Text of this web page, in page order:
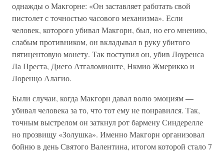
однажды о Макгорне: «Он заставляет работать свой
пистолет с точностью часового механизма». Если
человек, которого убивал Макгорн, был, но его мнению,
слабым противником, он вкладывал в руку убитого
пятицентовую монету. Так поступил он, убив Лоуренса
Ла Преста, Диего Атгаломионте, Нкмио Жмерикко и
Лоренцо Алагио.
Были случаи, когда Макгорн давал волю эмоциям —
убивал человека за то, что тот ему не понравился. Так,
точным выстрелом он заткнул рот бармену Синдерелле
но прозвищу «Золушка». Именно Макгорн организовал
бойню в день Святого Валентина, итогом которой стало 7